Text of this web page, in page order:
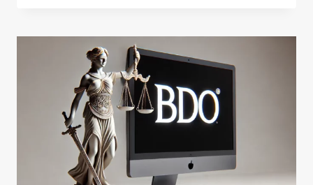
KIEDY
MUSISZ
ZAŁOŻYĆ
KONTO
W
BDO